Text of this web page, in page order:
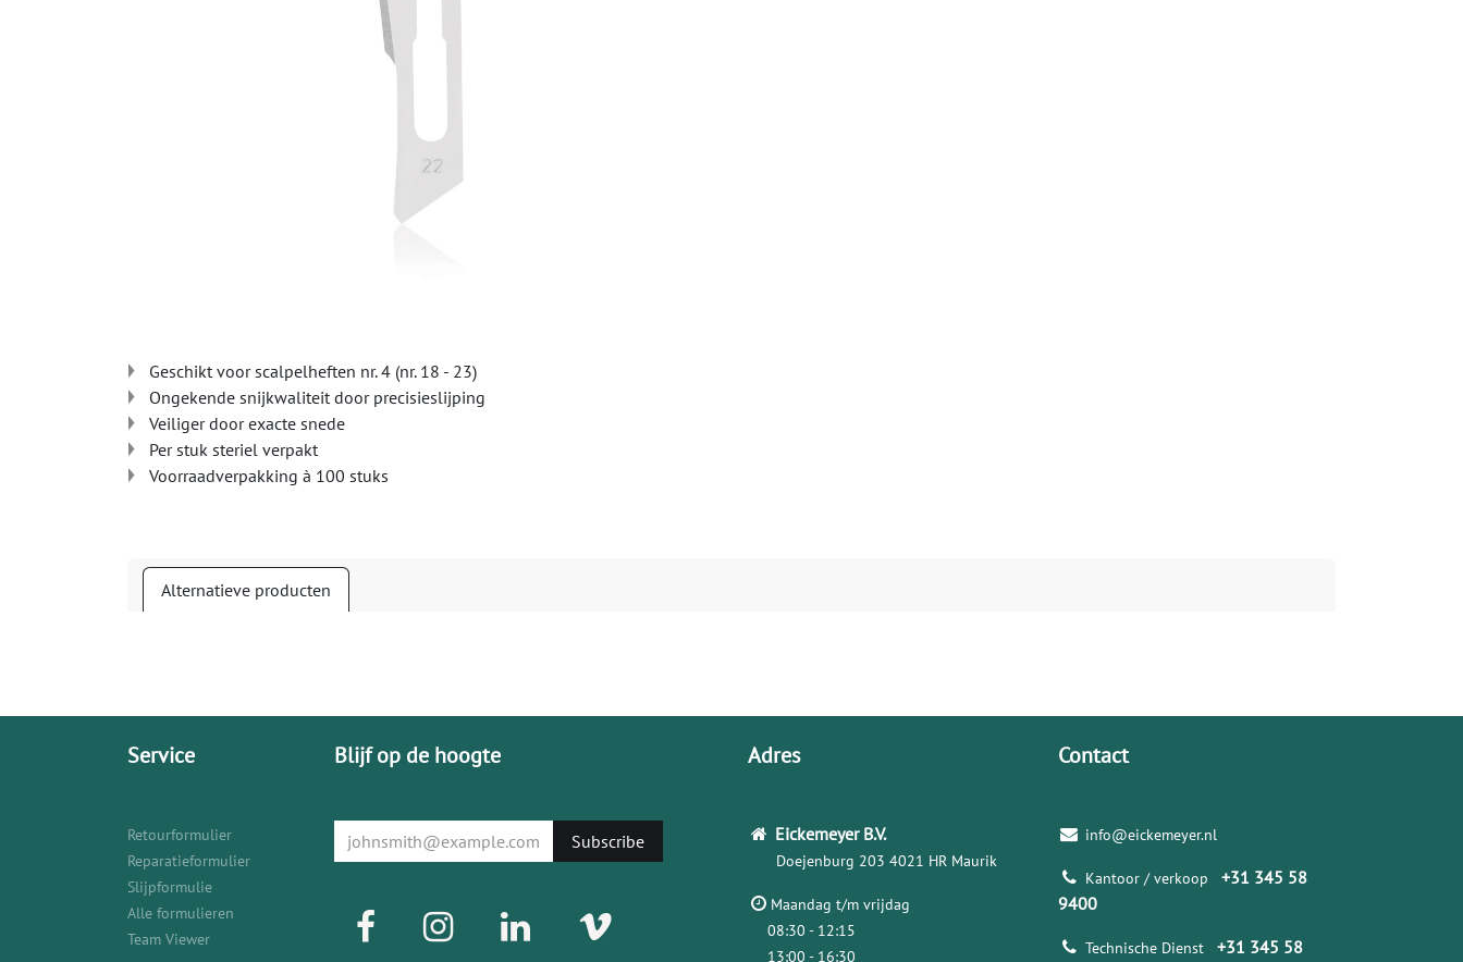
Geschikt voor scalpelheften nr. 4 (nr. 18 - 23)
Ongekende snijkwaliteit door precisieslijping
Veiliger door exacte snede
Per stuk steriel verpakt
Voorraadverpakking à 100 stuks
Alternatieve producten
Service
Retourformulier
Reparatieformulier
Slijpformulie
Alle formulieren
Team Viewer
Blijf op de hoogte
Subscribe
Adres
Eickemeyer B.V.
Doejenburg 203 4021 HR Maurik
Maandag t/m vrijdag
08:30 - 12:15
13:00 - 16:30
Contact
info@eickemeyer.nl
Kantoor / verkoop +31 345 58
9400
Technische Dienst +31 345 58